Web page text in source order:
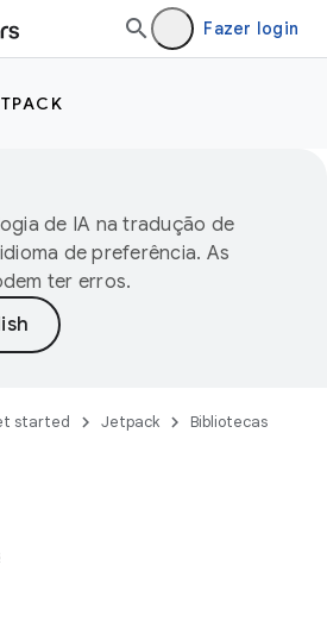
Fazer login
de IA na tradução de
de preferência. As
ter erros.
started Jetpack Bibliotecas